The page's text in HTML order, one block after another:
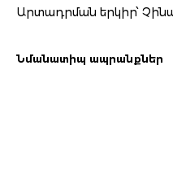
Արտադրման երկիր՝
Նմանատիպ ապրանքներ